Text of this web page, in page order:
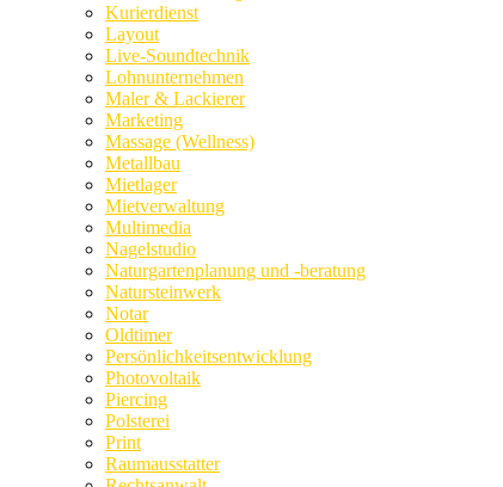
Kurierdienst
Layout
Live-Soundtechnik
Lohnunternehmen
Maler & Lackierer
Marketing
Massage (Wellness)
Metallbau
Mietlager
Mietverwaltung
Multimedia
Nagelstudio
Naturgartenplanung und -beratung
Natursteinwerk
Notar
Oldtimer
Persönlichkeitsentwicklung
Photovoltaik
Piercing
Polsterei
Print
Raumausstatter